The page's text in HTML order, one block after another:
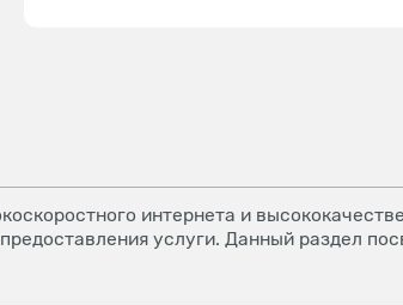
интернета и
услуги. Данный раздел